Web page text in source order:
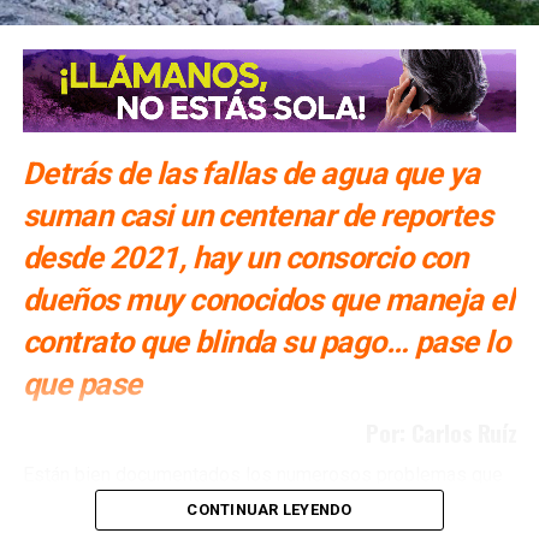
Detrás de las fallas de agua que ya
suman casi un centenar de reportes
desde 2021, hay un consorcio con
dueños muy conocidos que maneja el
contrato que blinda su pago… pase lo
que pase
ha tenido San Luis Potosí con la Presa El Realito, un
proyecto diseñado para surtir de agua a alrededor de 46
CONTINUAR LEYENDO